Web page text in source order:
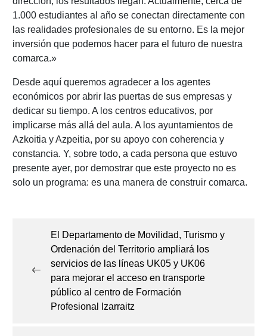
1.000 estudiantes al año se conectan directamente con
las realidades profesionales de su entorno. Es la mejor
inversión que podemos hacer para el futuro de nuestra
comarca.»
Desde aquí queremos agradecer a los agentes
económicos por abrir las puertas de sus empresas y
dedicar su tiempo. A los centros educativos, por
implicarse más allá del aula. A los ayuntamientos de
Azkoitia y Azpeitia, por su apoyo con coherencia y
constancia. Y, sobre todo, a cada persona que estuvo
presente ayer, por demostrar que este proyecto no es
solo un programa: es una manera de construir comarca.
entradas
El Departamento de Movilidad, Turismo y
Ordenación del Territorio ampliará los
servicios de las líneas UK05 y UK06
para mejorar el acceso en transporte
público al centro de Formación
Profesional Izarraitz